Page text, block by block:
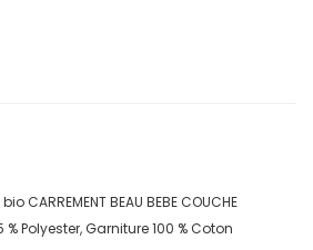
CARREMENT BEAU BEBE COUCHE
% Polyester, Garniture 100 % Coton